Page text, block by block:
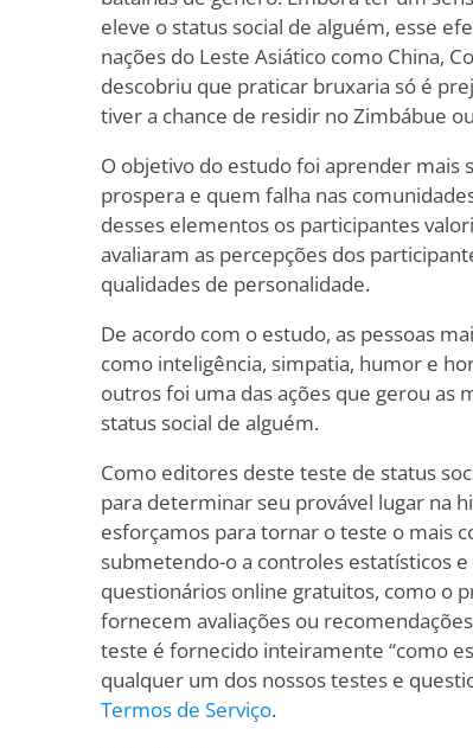
eleve o status social de alguém, esse
nações do Leste Asiático como China,
descobriu que praticar bruxaria só é
tiver a chance de residir no Zimbábue
O objetivo do estudo foi aprender mais
prospera e quem falha nas
desses elementos os participantes
avaliaram as percepções dos
qualidades de personalidade.
De acordo com o estudo, as pessoas
como inteligência, simpatia, humor e
outros foi uma das ações que gerou as
status social de alguém.
Como editores deste teste de status
para determinar seu provável lugar na
esforçamos para tornar o teste o mais
submetendo-o a controles estatísticos
questionários online gratuitos, como o
fornecem avaliações ou
teste é fornecido inteiramente “como
qualquer um dos nossos testes e
Termos de Serviço.